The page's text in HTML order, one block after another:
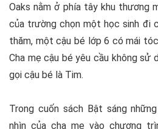
Oaks nằm ở phía tây khu thương
của trường chọn một học sinh đi
thăm, một cậu bé lớp 6 có mái
Cha mẹ cậu bé yêu cầu không sử
gọi cậu bé là Tim.
Trong cuốn sách Bật sáng
nhìn của cha mẹ vào chương